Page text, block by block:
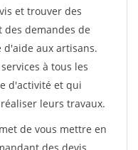
et trouver des
des demandes de
aux artisans.
à tous les
d'activité et qui
leurs travaux.
de vous mettre en